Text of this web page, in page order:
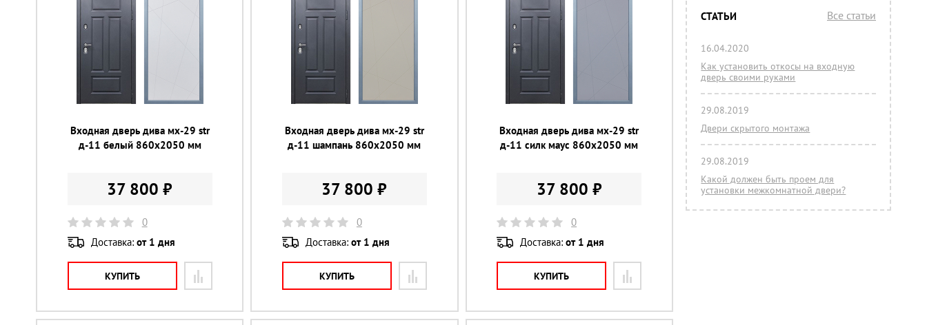
Входная дверь дива мх-29 str
д-11 белый 860х2050 мм
37 800 ₽
0
Доставка: от 1 дня
КУПИТЬ
Входная дверь дива мх-29 str
д-11 шампань 860х2050 мм
37 800 ₽
0
Доставка: от 1 дня
КУПИТЬ
Входная дверь дива мх-29 str
д-11 силк маус 860х2050 мм
37 800 ₽
0
Доставка:от 1 дня
КУПИТЬ
СТАТЬИ Все статьи
16.04.2020
Как установить откосы на входную
дверь своими руками
29.08.2019
Двери скрытого монтажа
29.08.2019
Какой должен быть проем для
установки межкомнатной двери?